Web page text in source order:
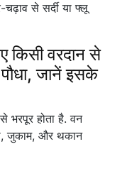
चढ़ाव से सर्दी या फ्लू
किसी वरदान से
जानें इसके
भरपूर होता है. वन
जुकाम, और थकान